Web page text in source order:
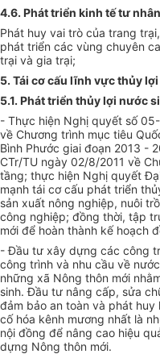
4.6. Phát triển kinh tế tư nhân
Phát huy vai trò của trang
phát triển các vùng chuyên
trại và gia trại;
5. Tái cơ cấu lĩnh vực thủy
5.1. Phát triển thủy lợi nước si
- Thực hiện Nghị quyết số
về Chương trình mục tiêu
Bình Phước giai đoạn 2013 -
CTr/TU ngày 02/8/2011 về
tầng; thực hiện Nghị quyết
mạnh tái cơ cấu phát triển
sản xuất nông nghiệp, nuôi
công nghiệp; đồng thời, tập
mới để hoàn thành kế hoạch
- Đầu tư xây dựng các công
công trình và nhu cầu về
những xã Nông thôn mới
sinh. Đầu tư nâng cấp, sửa
đảm bảo an toàn và phát
cố hóa kênh mương nhất là
nội đồng để nâng cao hiệu
dựng Nông thôn mới.